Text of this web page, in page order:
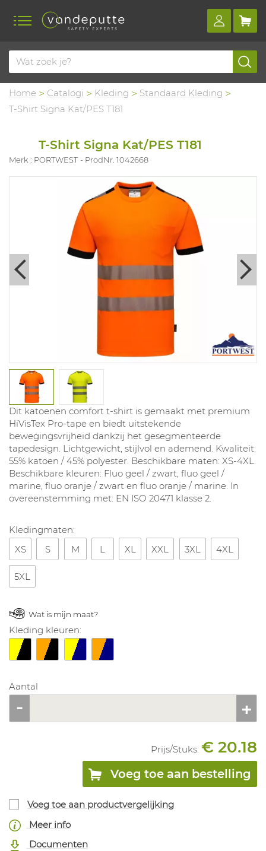
Home Catalogi Kleding
Standaard Kleding
T-Shirt Signa Kat/PES T181
T-Shirt Signa Kat/PES T181
Merk : PORTWEST ProdNr. 1042668
Dit katoenen comfort t-shirt is gemaakt met premium
HiVisTex Pro-tape en biedt uitstekende
bewegingsvrijheid dankzij het gesegmenteerde
tapedesign. Lichtgewicht, stijlvol en ademend. Kwaliteit:
55% katoen / 45% polyester. Beschikbare maten: XS-4XL.
Beschikbare kleuren: Fluo geel / zwart, fluo geel /
marine, fluo oranje / zwart en fluo oranje / marine. In
overeenstemming met: EN ISO 20471 klasse 2.
Kledingmaten:
XS
S M L XL XXL 3XL 4XL
5XL
Wat is mijn maat?
Kleding kleuren:
Aantal
Prijs/Stuks: € 20.18
Voeg toe aan bestelling
Voeg toe aan productvergelijking
Meer info
Documenten